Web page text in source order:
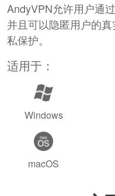
AndyVPN允许用户通
并且可以隐匿用户的
私保护。
适用于：
Windows
macOS